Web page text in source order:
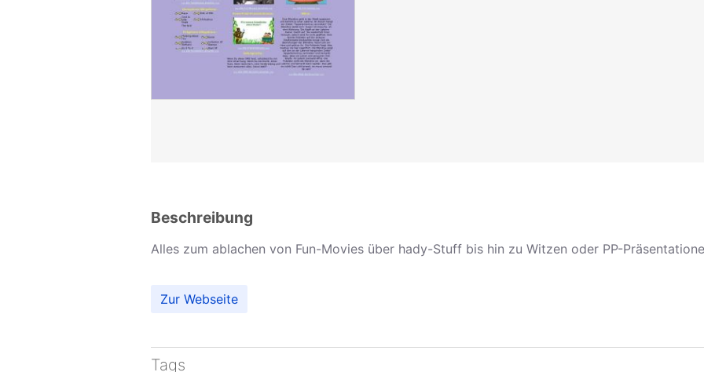
Beschreibung
Alles zum ablachen von Fun-Movies über hady-Stuff bis hin zu Witzen oder PP-
Zur Webseite
Tags